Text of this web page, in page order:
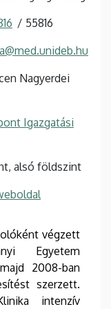
55816
Nagyerdei
Igazgatási
alsó földszint
végzett
Egyetem
2008-ban
szerzett.
intenzív